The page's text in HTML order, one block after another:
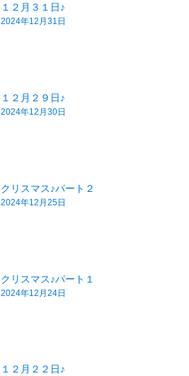
１２月３１日♪
2024年12月31日
１２月２９日♪
2024年12月30日
クリスマス♪パート２
2024年12月25日
クリスマス♪パート１
2024年12月24日
１２月２２日♪